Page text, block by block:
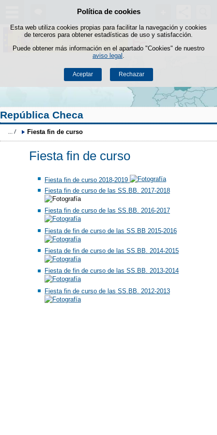
Política de cookies
Esta web utiliza cookies propias para facilitar la navegación y cookies
de terceros para obtener estadísticas de uso y satisfacción.
Puede obtener más información en el apartado "Cookies" de nuestro
aviso legal
Aceptar Rechazar
Saltar al contenido
República Checa
Fiesta fin de curso
Fiesta fin de curso
Fiesta fin de curso 2018-2019
Fiesta fin de curso de las SS.BB. 2017-2018
Fiesta fin de curso de las SS.BB. 2016-2017
Fiesta de fin de curso de las SS.BB 2015-2016
Fiesta de fin de curso de las SS.BB. 2014-2015
Fiesta de fin de curso de las SS.BB. 2013-2014
Fiesta fin de curso de las SS.BB. 2012-2013